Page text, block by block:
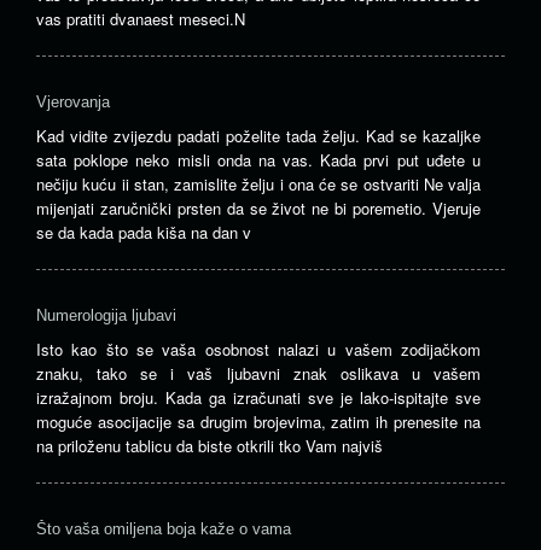
vas pratiti dvanaest meseci.N
Vjerovanja
Kad vidite zvijezdu padati poželite tada želju. Kad se kazaljke
sata poklope neko misli onda na vas. Kada prvi put uđete u
nečiju kuću ii stan, zamislite želju i ona će se ostvariti Ne valja
mijenjati zaručnički prsten da se život ne bi poremetio. Vjeruje
se da kada pada kiša na dan v
Numerologija ljubavi
Isto kao što se vaša osobnost nalazi u vašem zodijačkom
znaku, tako se i vaš ljubavni znak oslikava u vašem
izražajnom broju. Kada ga izračunati sve je lako-ispitajte sve
moguće asocijacije sa drugim brojevima, zatim ih prenesite na
na priloženu tablicu da biste otkrili tko Vam najviš
Što vaša omiljena boja kaže o vama